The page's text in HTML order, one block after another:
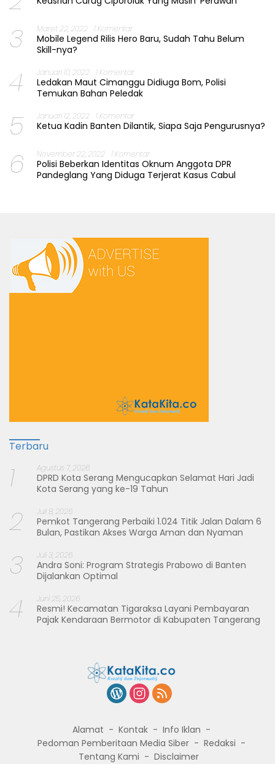
3 Maret 22, 2022 1 Komentar
Mobile Legend Rilis Hero Baru, Sudah Tahu Belum
Skill-nya?
4 Januari 10, 2022 1 Komentar
Ledakan Maut Cimanggu Didiuga Bom, Polisi
Temukan Bahan Peledak
5 Januari 12, 2022 1 Komentar
Ketua Kadin Banten Dilantik, Siapa Saja Pengurusnya?
6 November 22, 2022 1 Komentar
Polisi Beberkan Identitas Oknum Anggota DPR
Pandeglang Yang Diduga Terjerat Kasus Cabul
Terbaru
1 Agustus 7, 2026
DPRD Kota Serang Mengucapkan Selamat Hari Jadi
Kota Serang yang ke-19 Tahun
2 Juli 8, 2026
Pemkot Tangerang Perbaiki 1.024 Titik Jalan Dalam 6
Bulan, Pastikan Akses Warga Aman dan Nyaman
3 Juli 3, 2026
Andra Soni: Program Strategis Prabowo di Banten
Dijalankan Optimal
4 Juni 25, 2026
Resmi! Kecamatan Tigaraksa Layani Pembayaran
Pajak Kendaraan Bermotor di Kabupaten Tangerang
Alamat Kontak
Info Iklan
Pedoman Pemberitaan Media Siber
Redaksi
Tentang Kami
Disclaimer